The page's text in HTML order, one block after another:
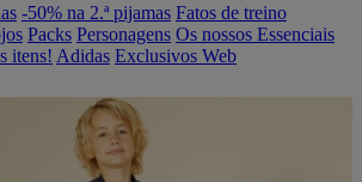
-50% na 2.ª pijamas Fatos de treino
Packs Personagens Os nossos Essenciais
itens! Adidas Exclusivos Web